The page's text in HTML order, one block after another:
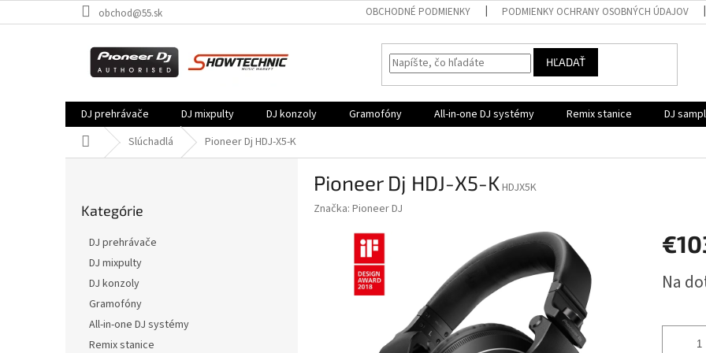
na
obchod@55.sk OBCHODNÉ PODMIENKY PODMIENKY OCHRANY OSOBNÝCH ÚDAJOV
HĽADAŤ
DJ prehrávače DJ mixpulty DJ konzoly Gramofóny All-in-one DJ systémy Remix stanice DJ
DomovSlúchadlá Pioneer Dj HDJ-X5-K
kategórie
Kategórie
DJ prehrávače
DJ mixpulty
DJ konzoly
Gramofóny
All-in-one DJ systémy
Remix stanice
Pioneer Dj HDJ-X5-KHDJX5K
Značka: Pioneer DJ
cena:
Na